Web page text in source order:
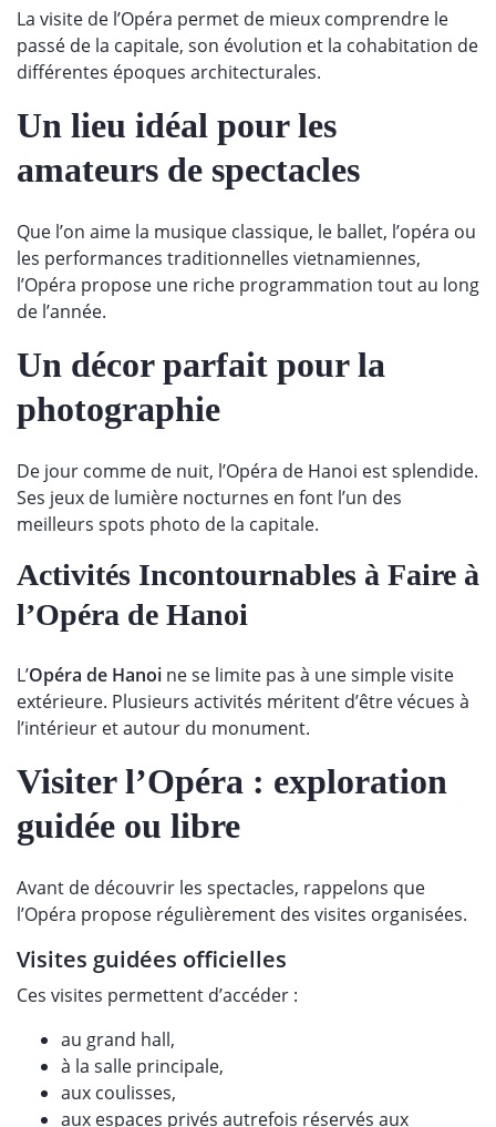
La visite de l’Opéra permet de mieux comprendre le
passé de la capitale, son évolution et la cohabitation de
différentes époques architecturales.
Un lieu idéal pour les
amateurs de spectacles
Que l’on aime la musique classique, le ballet, l’opéra ou
les performances traditionnelles vietnamiennes,
l’Opéra propose une riche programmation tout au long
de l’année.
Un décor parfait pour la
photographie
De jour comme de nuit, l’Opéra de Hanoi est splendide.
Ses jeux de lumière nocturnes en font l’un des
meilleurs spots photo de la capitale.
Activités Incontournables à Faire à
l’Opéra de Hanoi
L’Opéra de Hanoi ne se limite pas à une simple visite
extérieure. Plusieurs activités méritent d’être vécues à
l’intérieur et autour du monument.
Visiter l’Opéra : exploration
guidée ou libre
Avant de découvrir les spectacles, rappelons que
l’Opéra propose régulièrement des visites organisées.
Visites guidées officielles
Ces visites permettent d’accéder :
au grand hall,
à la salle principale,
aux coulisses,
aux espaces privés autrefois réservés aux